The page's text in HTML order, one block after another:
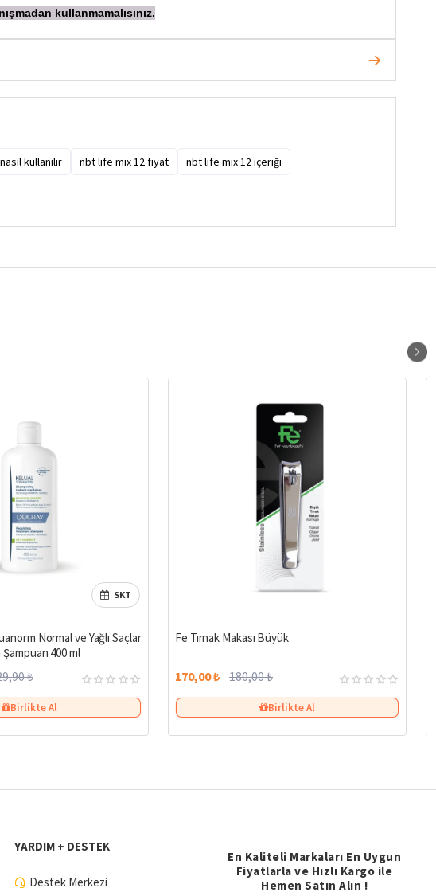
kullanmamalısınız.
kullanılır nbt life mix 12 fiyat
nbt life mix 12 içeriği
SKT
Normal ve Yağlı Saçlar
Şampuan 400 ml
₺
Birlikte Al
Fe Tırnak Makası Büyük
170,00 ₺ 180,00 ₺
Birlikte Al
YARDIM + DESTEK
Destek Merkezi
En Kaliteli Markaları En Uygun
Fiyatlarla ve Hızlı Kargo ile
Hemen Satın Alın !